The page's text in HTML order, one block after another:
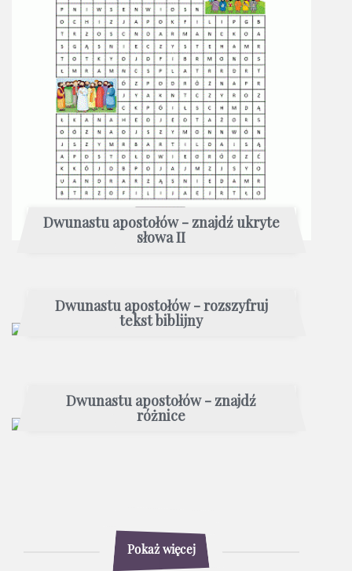
Dwunastu apostołów - znajdź ukryte
słowa II
Dwunastu apostołów - rozszyfruj
tekst biblijny
Dwunastu apostołów - znajdź
różnice
Pokaż więcej